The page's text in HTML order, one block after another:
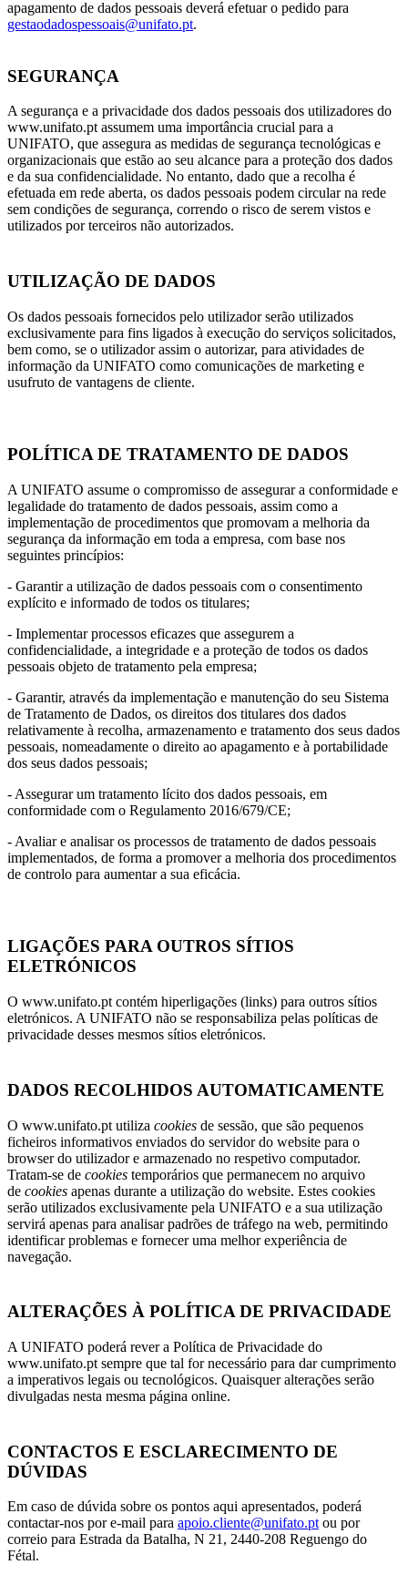
apagamento de dados pessoais deverá efetuar o pedido para
gestaodadospessoais@unifato.pt.
SEGURANÇA
A segurança e a privacidade dos dados pessoais dos utilizadores do
www.unifato.pt assumem uma importância crucial para a
UNIFATO, que assegura as medidas de segurança tecnológicas e
organizacionais que estão ao seu alcance para a proteção dos dados
e da sua confidencialidade. No entanto, dado que a recolha é
efetuada em rede aberta, os dados pessoais podem circular na rede
sem condições de segurança, correndo o risco de serem vistos e
utilizados por terceiros não autorizados.
UTILIZAÇÃO DE DADOS
Os dados pessoais fornecidos pelo utilizador serão utilizados
exclusivamente para fins ligados à execução do serviços solicitados,
bem como, se o utilizador assim o autorizar, para atividades de
informação da UNIFATO como comunicações de marketing e
usufruto de vantagens de cliente.
POLÍTICA DE TRATAMENTO DE DADOS
A UNIFATO assume o compromisso de assegurar a conformidade e
legalidade do tratamento de dados pessoais, assim como a
implementação de procedimentos que promovam a melhoria da
segurança da informação em toda a empresa, com base nos
seguintes princípios:
- Garantir a utilização de dados pessoais com o consentimento
explícito e informado de todos os titulares;
- Implementar processos eficazes que assegurem a
confidencialidade, a integridade e a proteção de todos os dados
pessoais objeto de tratamento pela empresa;
- Garantir, através da implementação e manutenção do seu Sistema
de Tratamento de Dados, os direitos dos titulares dos dados
relativamente à recolha, armazenamento e tratamento dos seus dados
pessoais, nomeadamente o direito ao apagamento e à portabilidade
dos seus dados pessoais;
- Assegurar um tratamento lícito dos dados pessoais, em
conformidade com o Regulamento 2016/679/CE;
- Avaliar e analisar os processos de tratamento de dados pessoais
implementados, de forma a promover a melhoria dos procedimentos
de controlo para aumentar a sua eficácia.
LIGAÇÕES PARA OUTROS SÍTIOS
ELETRÓNICOS
O www.unifato.pt contém hiperligações (links) para outros sítios
eletrónicos. A UNIFATO não se responsabiliza pelas políticas de
privacidade desses mesmos sítios eletrónicos.
DADOS RECOLHIDOS AUTOMATICAMENTE
O www.unifato.pt utiliza cookies de sessão, que são pequenos
ficheiros informativos enviados do servidor do website para o
browser do utilizador e armazenado no respetivo computador.
Tratam-se de cookies temporários que permanecem no arquivo
de cookies apenas durante a utilização do website. Estes cookies
serão utilizados exclusivamente pela UNIFATO e a sua utilização
servirá apenas para analisar padrões de tráfego na web, permitindo
identificar problemas e fornecer uma melhor experiência de
navegação.
ALTERAÇÕES À POLÍTICA DE PRIVACIDADE
A UNIFATO poderá rever a Política de Privacidade do
www.unifato.pt sempre que tal for necessário para dar cumprimento
a imperativos legais ou tecnológicos. Quaisquer alterações serão
divulgadas nesta mesma página online.
CONTACTOS E ESCLARECIMENTO DE
DÚVIDAS
Em caso de dúvida sobre os pontos aqui apresentados, poderá
contactar-nos por e-mail para apoio.cliente@unifato.ptou por
correio para Estrada da Batalha, N 21, 2440-208 Reguengo do
Fétal.